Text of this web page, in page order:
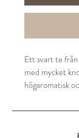
Ett svart te
med mycket
högaromatisk